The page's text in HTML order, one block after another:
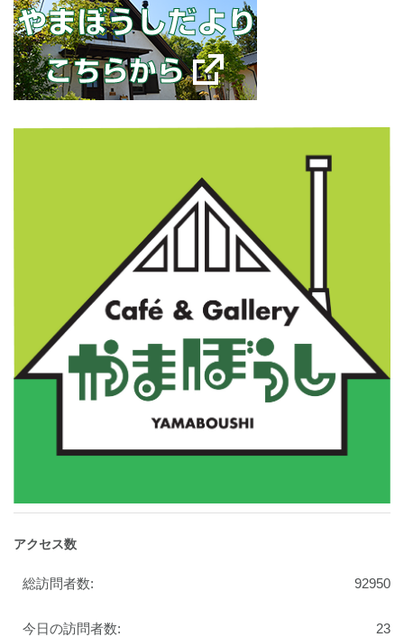
アクセス数
92950
総訪問者数:
23
今日の訪問者数: